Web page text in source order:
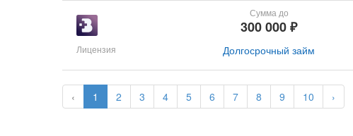
‹ 1 2 3 4 5 6 7 8 9 10 ›
Лицензия
Сумма до
300 000 ₽
Долгосрочный займ